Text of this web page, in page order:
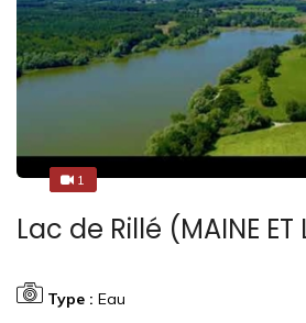
11
Lac de Rillé (MAINE ET
Type : Eau